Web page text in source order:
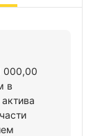
000,00
в